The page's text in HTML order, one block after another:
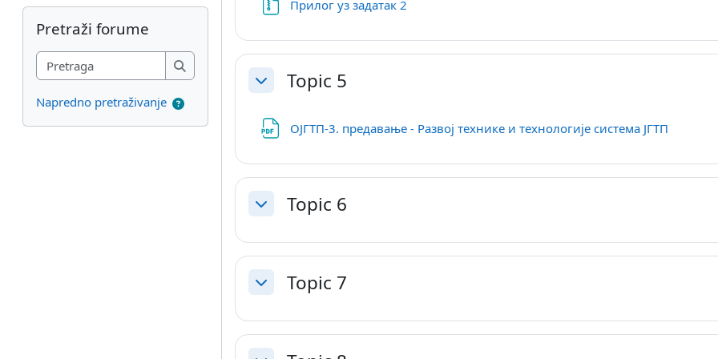
Прилог уз задатак 2
Skupi Topic 5
ОЈГТП-3. предавање - Развој технике и технологије система ЈГТП
Skupi Topic 6
Skupi Topic 7
Preskoči Pretraži forume
Pretraži forume
Pretraga
Pretraga
Napredno pretraživanje